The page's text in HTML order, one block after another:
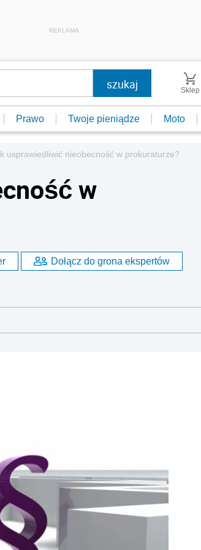
REKLAMA
Sklep
Prawo Twoje pieniądze Moto
usprawiedliwić nieobecność w prokuraturze?
w
Dołącz do grona ekspertów